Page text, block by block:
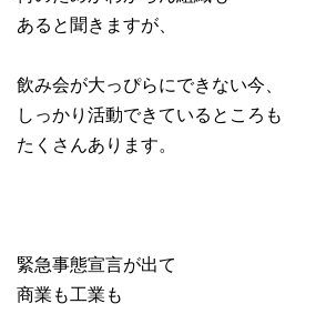
あると聞きますが、
飲み会が大っぴらにできない今、
しっかり活動できているところも
たくさんあります。
緊急事態宣言が出て
商業も工業も